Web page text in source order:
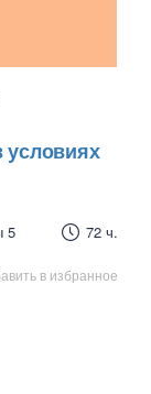
условиях
5 72 ч.
в избранное